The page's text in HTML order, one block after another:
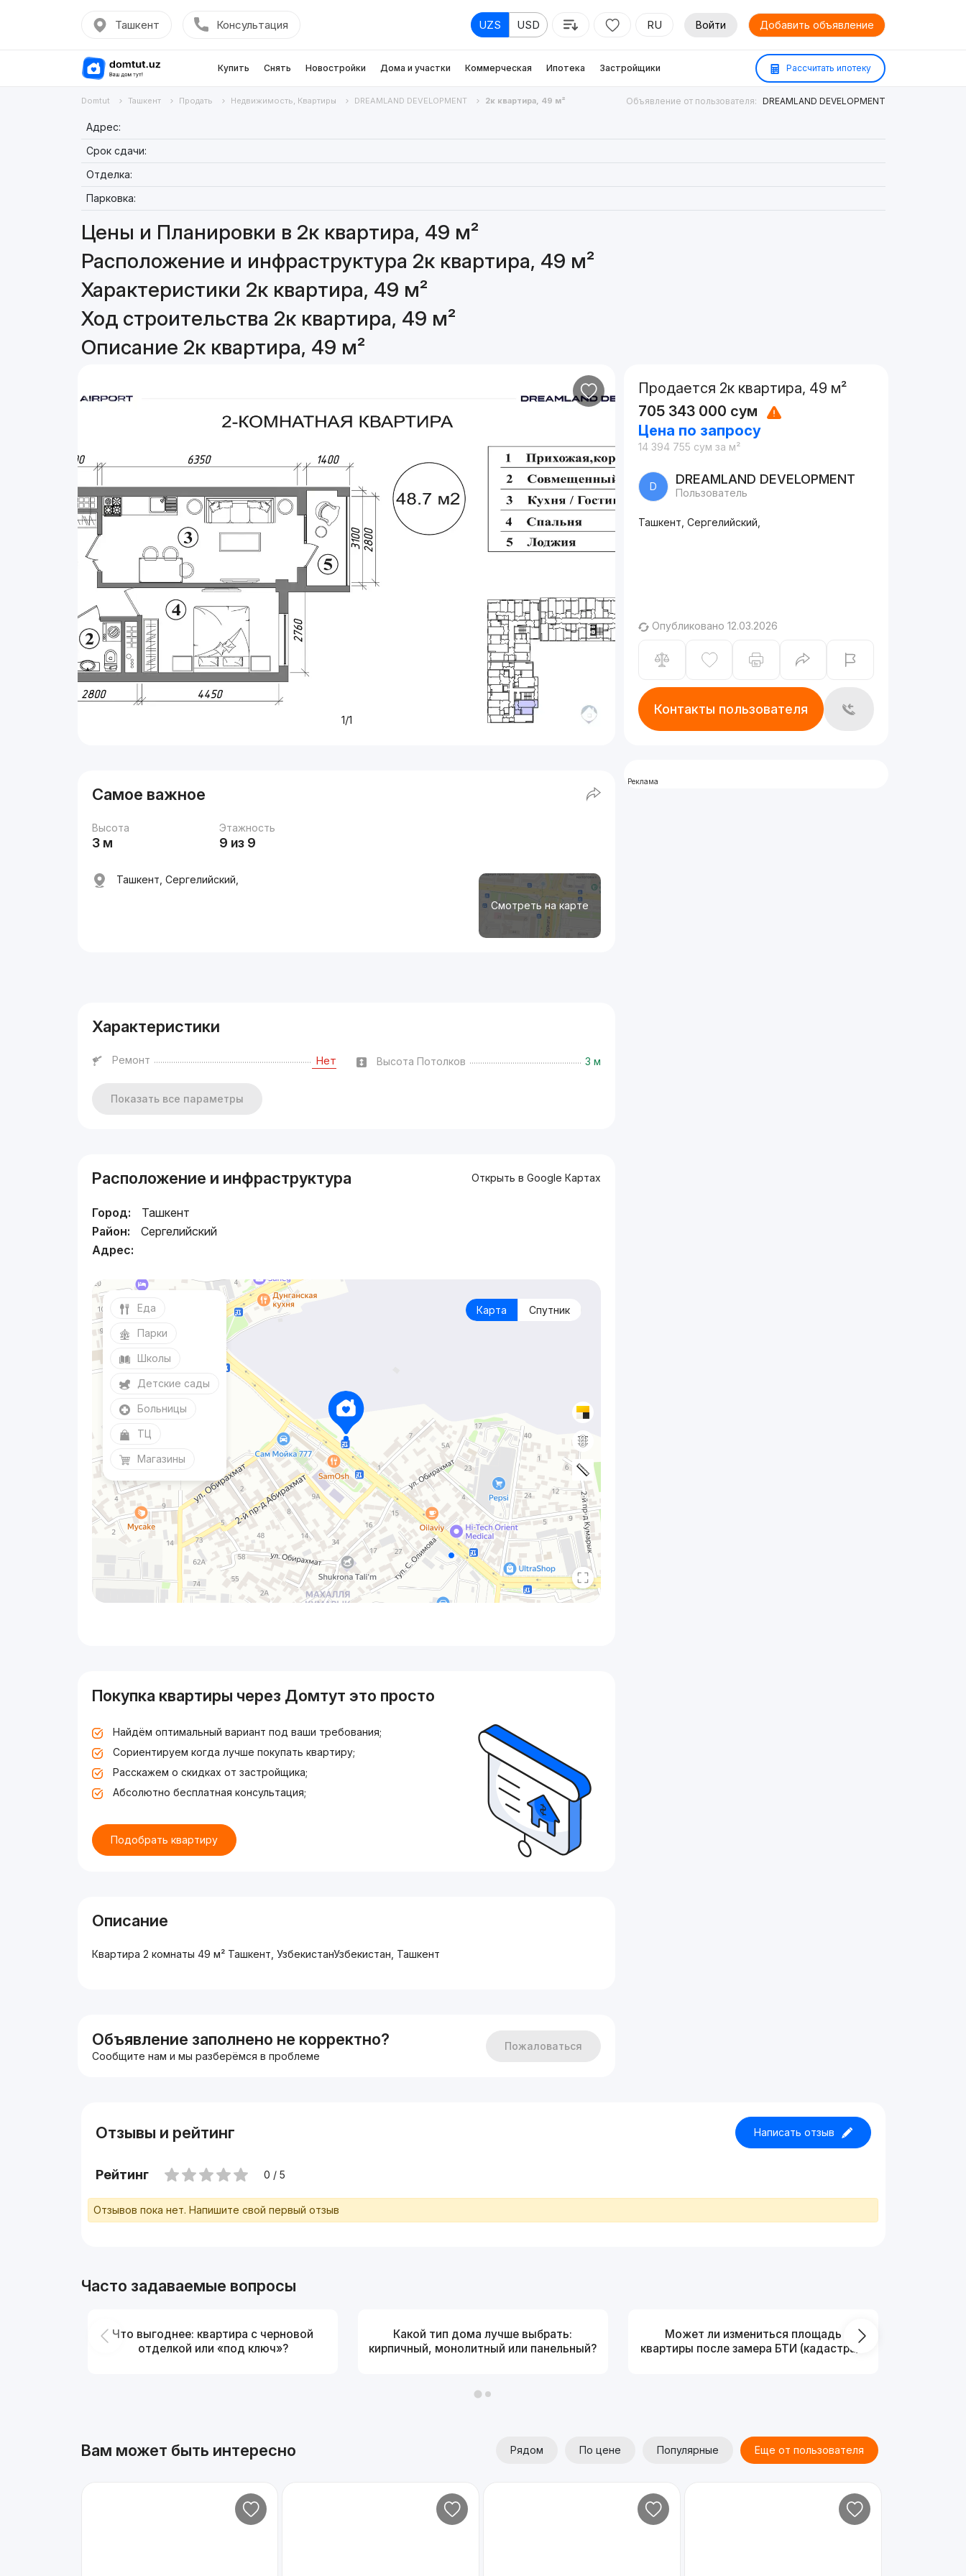
Ташкент Консультация UZS USD RU Войти Добавить объявление
Купить Снять Новостройки Дома и участки Коммерческая Ипотека Застройщики Рассчитать ипотеку
Domtut Ташкент Продать Недвижимость, Квартиры DREAMLAND DEVELOPMENT 2к квартира, 49 м² Объявление от пользователя: DREAMLAND DEVELOPMENT
Адрес:
Срок сдачи:
Отделка:
Парковка:
Цены и Планировки в 2к квартира, 49 м²
Расположение и инфраструктура 2к квартира, 49 м²
Характеристики 2к квартира, 49 м²
Ход строительства 2к квартира, 49 м²
Описание 2к квартира, 49 м²
1/1
Самое важное
Высота
3 м
Этажность
9 из 9
Смотреть на карте
Ташкент, Сергелийский,
Характеристики
Ремонт Нет Высота Потолков 3 м
Показать все параметры
Расположение и инфраструктура Открыть в Google Картах
Город:
Ташкент
Район:
Сергелийский
Адрес:
Карта Спутник
Еда
Парки
Школы
Детские сады
Больницы
ТЦ
Магазины
Покупка квартиры через Домтут это просто
Найдём оптимальный вариант под ваши требования;
Сориентируем когда лучше покупать квартиру;
Расскажем о скидках от застройщика;
Абсолютно бесплатная консультация;
Подобрать квартиру
Описание
Квартира 2 комнаты 49 м² Ташкент, УзбекистанУзбекистан, Ташкент
Объявление заполнено не корректно?
Сообщите нам и мы разберёмся в проблеме
Пожаловаться
Продается 2к квартира, 49 м²
705 343 000 сум
Цена по запросу
14 394 755 сум за м²
D DREAMLAND DEVELOPMENT
Пользователь
Ташкент, Сергелийский,
Опубликовано 12.03.2026
Контакты пользователя
Реклама
Отзывы и рейтинг Написать отзыв
Рейтинг 0 / 5
Отзывов пока нет. Напишите свой первый отзыв
Часто задаваемые вопросы
Что выгоднее: квартира с черновой
отделкой или «под ключ»?
Какой тип дома лучше выбрать:
кирпичный, монолитный или панельный?
Может ли измениться площадь
квартиры после замера БТИ (кадастра)?
Вам может быть интересно Рядом По цене Популярные Еще от пользователя